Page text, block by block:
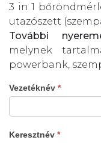
3 in 1
utazószett
További
melynek
powerbank,
Vezetéknév *
Keresztnév *